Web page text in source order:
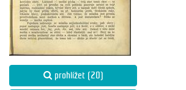
prohlížet (20)